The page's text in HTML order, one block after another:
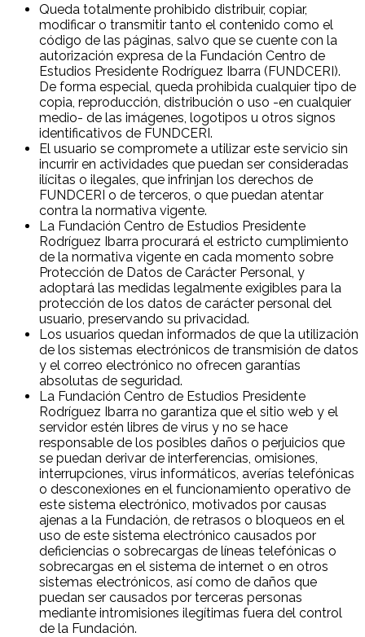
Queda totalmente prohibido distribuir, copiar,
modificar o transmitir tanto el contenido como el
código de las páginas, salvo que se cuente con la
autorización expresa de la Fundación Centro de
Estudios Presidente Rodríguez Ibarra (FUNDCERI).
De forma especial, queda prohibida cualquier tipo de
copia, reproducción, distribución o uso -en cualquier
medio- de las imágenes, logotipos u otros signos
identificativos de FUNDCERI.
El usuario se compromete a utilizar este servicio sin
incurrir en actividades que puedan ser consideradas
ilícitas o ilegales, que infrinjan los derechos de
FUNDCERI o de terceros, o que puedan atentar
contra la normativa vigente.
La Fundación Centro de Estudios Presidente
Rodríguez Ibarra procurará el estricto cumplimiento
de la normativa vigente en cada momento sobre
Protección de Datos de Carácter Personal, y
adoptará las medidas legalmente exigibles para la
protección de los datos de carácter personal del
usuario, preservando su privacidad.
Los usuarios quedan informados de que la utilización
de los sistemas electrónicos de transmisión de datos
y el correo electrónico no ofrecen garantías
absolutas de seguridad.
La Fundación Centro de Estudios Presidente
Rodríguez Ibarra no garantiza que el sitio web y el
servidor estén libres de virus y no se hace
responsable de los posibles daños o perjuicios que
se puedan derivar de interferencias, omisiones,
interrupciones, virus informáticos, averías telefónicas
o desconexiones en el funcionamiento operativo de
este sistema electrónico, motivados por causas
ajenas a la Fundación, de retrasos o bloqueos en el
uso de este sistema electrónico causados por
deficiencias o sobrecargas de líneas telefónicas o
sobrecargas en el sistema de internet o en otros
sistemas electrónicos, así como de daños que
puedan ser causados por terceras personas
mediante intromisiones ilegítimas fuera del control
de la Fundación.